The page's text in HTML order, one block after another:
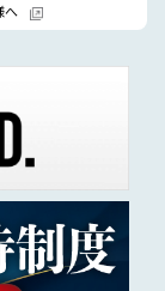
へ